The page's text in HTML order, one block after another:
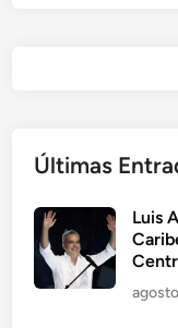
Últimas
Luis